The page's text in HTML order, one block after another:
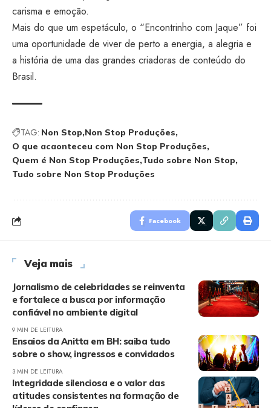
carisma e emoção.
Mais do que um espetáculo, o “Encontrinho com Jaque” foi
uma oportunidade de viver de perto a energia, a alegria e
a história de uma das grandes criadoras de conteúdo do
Brasil.
TAG: Non Stop Non Stop Produções
O que acaonteceu com Non Stop Produções
Quem é Non Stop Produções Tudo sobre Non Stop
Tudo sobre Non Stop Produções
Facebook
Veja mais
Jornalismo de celebridades se reinventa
e fortalece a busca por informação
confiável no ambiente digital
9 MIN DE LEITURA
Ensaios da Anitta em BH: saiba tudo
sobre o show, ingressos e convidados
3 MIN DE LEITURA
Integridade silenciosa e o valor das
atitudes consistentes na formação de